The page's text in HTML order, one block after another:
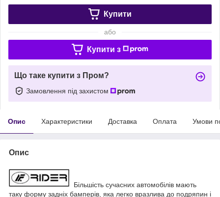
Купити
або
Купити з
Що таке купити з Пром?
Замовлення під захистом
Опис Характеристики Доставка Оплата Умови
Опис
Більшість сучасних автомобілів мають
таку форму задніх бамперів, яка легко вразлива до подряпин і